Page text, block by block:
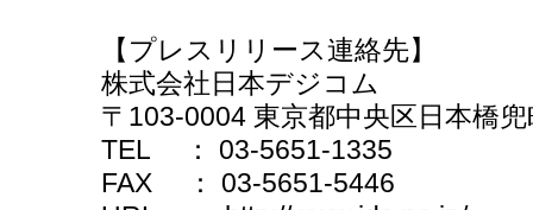
【プレスリリース連絡先】
株式会社日本デジコム
〒103-0004 東京都中央区日本橋
TEL ： 03-5651-1335
FAX ： 03-5651-5446